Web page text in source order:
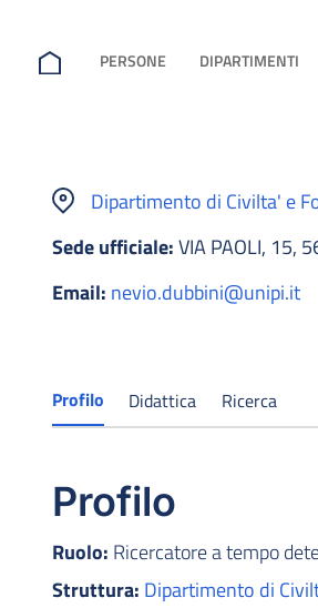
PERSONE DIPARTIMENTI
Dipartimento di Civilta' e
Sede ufficiale:VIA PAOLI, 15,
Email: nevio.dubbini@unipi.it
Profilo Didattica Ricerca
Profilo
Ruolo: Ricercatore a tempo
Struttura: Dipartimento di